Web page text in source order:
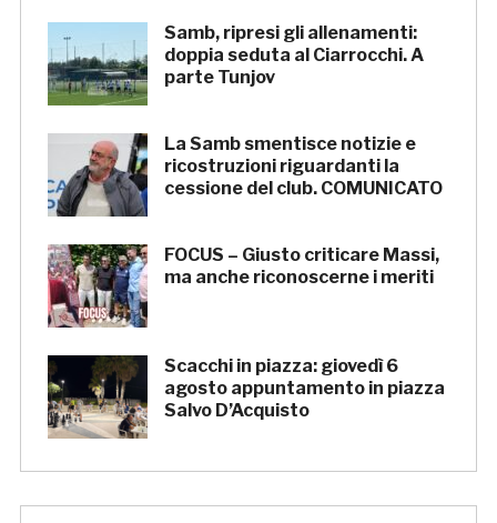
Samb, ripresi gli allenamenti:
doppia seduta al Ciarrocchi. A
parte Tunjov
La Samb smentisce notizie e
ricostruzioni riguardanti la
cessione del club. COMUNICATO
FOCUS – Giusto criticare Massi,
ma anche riconoscerne i meriti
Scacchi in piazza: giovedì 6
agosto appuntamento in piazza
Salvo D’Acquisto